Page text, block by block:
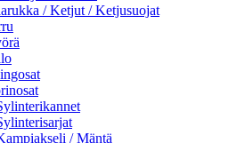
/ Ketjut / Ketjusuojat
/ Mäntä